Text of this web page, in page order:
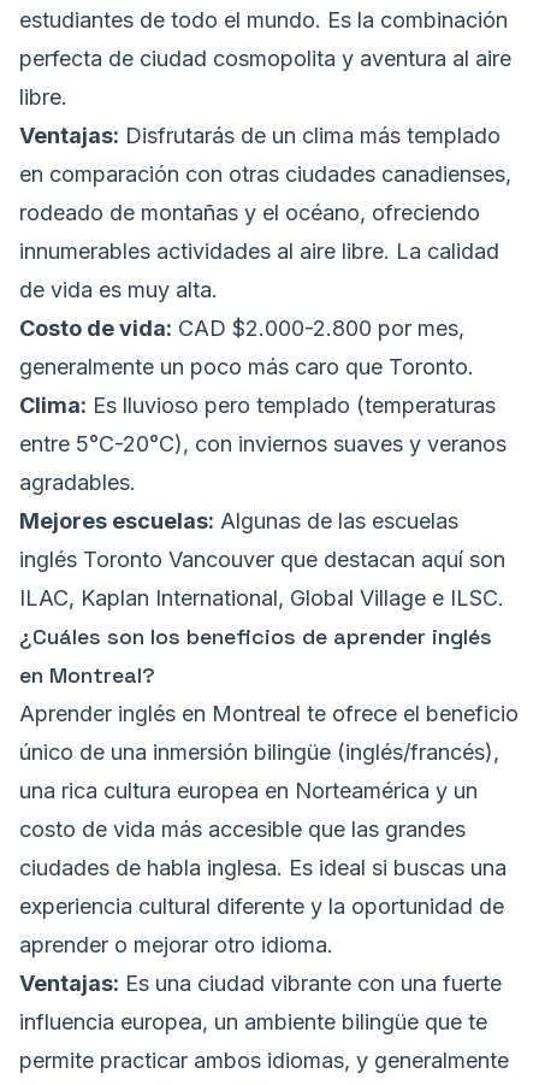
estudiantes de todo el mundo. Es la combinación
perfecta de ciudad cosmopolita y aventura al aire
libre.
Ventajas: Disfrutarás de un clima más templado
en comparación con otras ciudades canadienses,
rodeado de montañas y el océano, ofreciendo
innumerables actividades al aire libre. La calidad
de vida es muy alta.
Costo de vida: CAD $2.000-2.800 por mes,
generalmente un poco más caro que Toronto.
Clima: Es lluvioso pero templado (temperaturas
entre 5°C-20°C), con inviernos suaves y veranos
agradables.
Mejores escuelas: Algunas de las escuelas
inglés Toronto Vancouver que destacan aquí son
ILAC, Kaplan International, Global Village e ILSC.
¿Cuáles son los beneficios de aprender inglés
en Montreal?
Aprender inglés en Montreal te ofrece el beneficio
único de una inmersión bilingüe (inglés/francés),
una rica cultura europea en Norteamérica y un
costo de vida más accesible que las grandes
ciudades de habla inglesa. Es ideal si buscas una
experiencia cultural diferente y la oportunidad de
aprender o mejorar otro idioma.
Ventajas: Es una ciudad vibrante con una fuerte
influencia europea, un ambiente bilingüe que te
permite practicar ambos idiomas, y generalmente